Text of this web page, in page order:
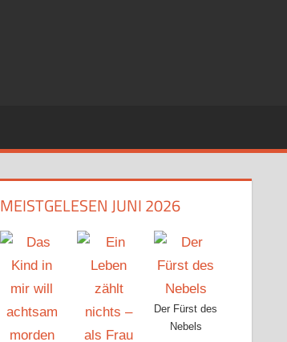
MEISTGELESEN JUNI 2026
Der Fürst des
Nebels